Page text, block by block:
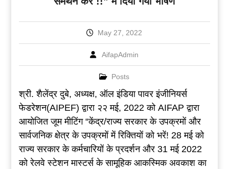
May 27, 2022
AifapAdmin
Posts
श्री. शैलेंद्र दुबे, अध्यक्ष, ऑल इंडिया पावर इंजीनियर्स
फेडरेशन(AIPEF) द्वारा २२ मई, 2022 को AIFAP द्वारा
आयोजित जूम मीटिंग “केंद्र/राज्य सरकार के उपक्रमों और
सार्वजनिक क्षेत्र के उपक्रमों में रिक्तियों को भरें! 28 मई को
राज्य सरकार के कर्मचारियों के प्रदर्शन और 31 मई 2022
को रेलवे स्टेशन मास्टर्स के सामूहिक आकस्मिक अवकाश का